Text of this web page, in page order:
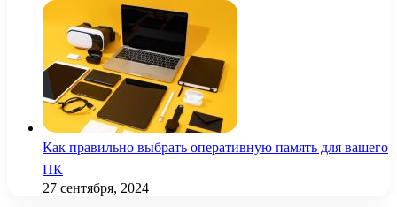
Как правильно выбрать оперативную память для вашего
ПК
27 сентября, 2024